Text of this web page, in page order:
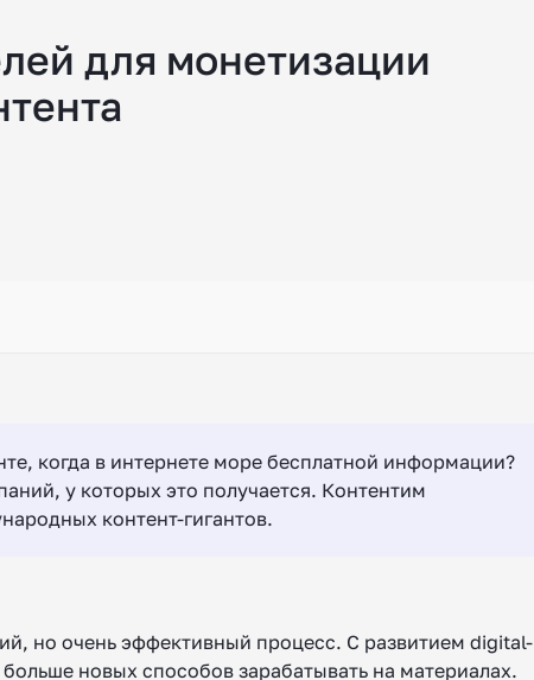
для монетизации
когда в интернете море бесплатной информации?
у которых это получается. Контентим
контент-гигантов.
но очень эффективный процесс. С развитием digital-
новых способов зарабатывать на материалах.